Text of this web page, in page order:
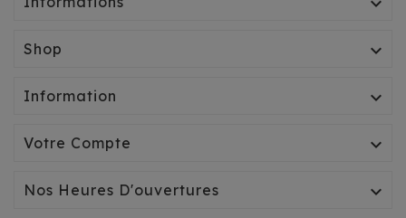
Shop 
Information 
Votre Compte 
Nos Heures D'ouvertures 